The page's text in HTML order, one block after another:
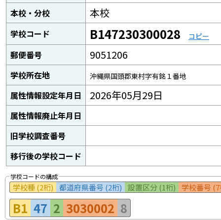
本校・分校 本校
学校コード B147230300028 コピー
郵便番号 9051206
学校所在地 沖縄県国頭郡東村字有銘１番地
属性情報設定年月日 2026年05月29日
属性情報廃止年月日
旧学校調査番号
移行後の学校コード
学校コードの構成
学校種 (2桁) 都道府県番号 (2桁) 設置区分 (1桁) 学校番号
B1 47 2 3030002 8